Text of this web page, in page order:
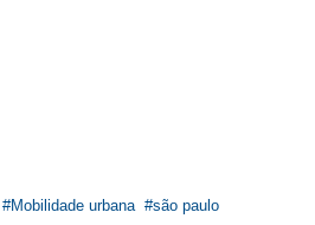
Mobilidade urbana são paulo